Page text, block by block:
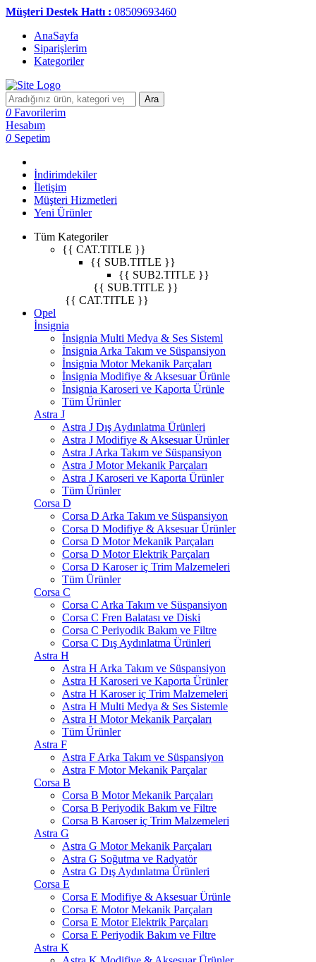
Müşteri Destek Hattı : 08509693460
AnaSayfa
Siparişlerim
Kategoriler
Ara
0 Favorilerim
Hesabım
0 Sepetim
İndirimdekiler
İletişim
Müşteri Hizmetleri
Yeni Ürünler
Tüm Kategoriler
{{ CAT.TITLE }}
{{ SUB.TITLE }}
{{ SUB2.TITLE }}
{{ SUB.TITLE }}
{{ CAT.TITLE }}
Opel
İnsignia
İnsignia Multi Medya & Ses Sisteml
İnsignia Arka Takım ve Süspansiyon
İnsignia Motor Mekanik Parçaları
İnsignia Modifiye & Aksesuar Ürünle
İnsignia Karoseri ve Kaporta Ürünle
Tüm Ürünler
Astra J
Astra J Dış Aydınlatma Ürünleri
Astra J Modifiye & Aksesuar Ürünler
Astra J Arka Takım ve Süspansiyon
Astra J Motor Mekanik Parçaları
Astra J Karoseri ve Kaporta Ürünler
Tüm Ürünler
Corsa D
Corsa D Arka Takım ve Süspansiyon
Corsa D Modifiye & Aksesuar Ürünler
Corsa D Motor Mekanik Parçaları
Corsa D Motor Elektrik Parçaları
Corsa D Karoser iç Trim Malzemeleri
Tüm Ürünler
Corsa C
Corsa C Arka Takım ve Süspansiyon
Corsa C Fren Balatası ve Diski
Corsa C Periyodik Bakım ve Filtre
Corsa C Dış Aydınlatma Ürünleri
Astra H
Astra H Arka Takım ve Süspansiyon
Astra H Karoseri ve Kaporta Ürünler
Astra H Karoser iç Trim Malzemeleri
Astra H Multi Medya & Ses Sistemle
Astra H Motor Mekanik Parçaları
Tüm Ürünler
Astra F
Astra F Arka Takım ve Süspansiyon
Astra F Motor Mekanik Parçalar
Corsa B
Corsa B Motor Mekanik Parçaları
Corsa B Periyodik Bakım ve Filtre
Corsa B Karoser iç Trim Malzemeleri
Astra G
Astra G Motor Mekanik Parçaları
Astra G Soğutma ve Radyatör
Astra G Dış Aydınlatma Ürünleri
Corsa E
Corsa E Modifiye & Aksesuar Ürünle
Corsa E Motor Mekanik Parçaları
Corsa E Motor Elektrik Parçaları
Corsa E Periyodik Bakım ve Filtre
Astra K